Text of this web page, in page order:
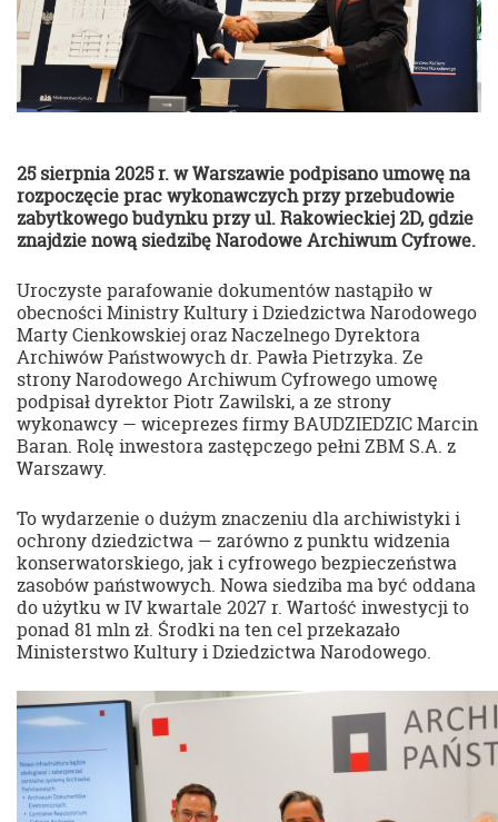
25 sierpnia 2025 r. w Warszawie podpisano umowę na
rozpoczęcie prac wykonawczych przy przebudowie
zabytkowego budynku przy ul. Rakowieckiej 2D, gdzie
znajdzie nową siedzibę Narodowe Archiwum Cyfrowe.
Uroczyste parafowanie dokumentów nastąpiło w
obecności Ministry Kultury i Dziedzictwa Narodowego
Marty Cienkowskiej oraz Naczelnego Dyrektora
Archiwów Państwowych dr. Pawła Pietrzyka. Ze
strony Narodowego Archiwum Cyfrowego umowę
podpisał dyrektor Piotr Zawilski, a ze strony
wykonawcy — wiceprezes firmy BAUDZIEDZIC Marcin
Baran. Rolę inwestora zastępczego pełni ZBM S.A. z
Warszawy.
To wydarzenie o dużym znaczeniu dla archiwistyki i
ochrony dziedzictwa — zarówno z punktu widzenia
konserwatorskiego, jak i cyfrowego bezpieczeństwa
zasobów państwowych. Nowa siedziba ma być oddana
do użytku w IV kwartale 2027 r. Wartość inwestycji to
ponad 81 mln zł. Środki na ten cel przekazało
Ministerstwo Kultury i Dziedzictwa Narodowego.